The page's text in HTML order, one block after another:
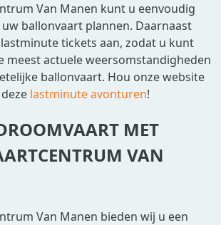
Van Manen kunt u eenvoudig
ballonvaart plannen. Daarnaast
tickets aan, zodat u kunt
meest actuele weersomstandigheden
ballonvaart. Hou onze website
lastminute avonturen!
MET
VAN
Van Manen bieden wij u een